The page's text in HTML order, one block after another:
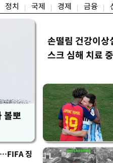
정치 국제 경제 금융
볼뽀
손떨림 건강이
스크 심해 치료
…FIFA 징